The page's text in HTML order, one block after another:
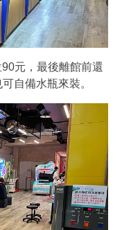
元，最後離館前還
自備水瓶來裝。